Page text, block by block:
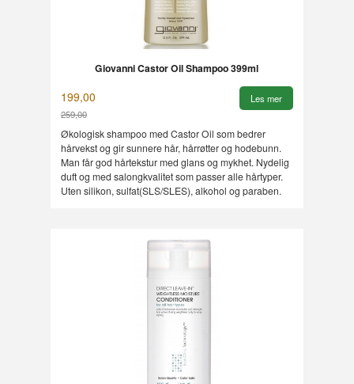
Giovanni Castor Oil Shampoo 399ml
199,00
259,00
Rabatt
Les mer
Økologisk shampoo med Castor Oil som bedrer
hårvekst og gir sunnere hår, hårrøtter og hodebunn.
Man får god hårtekstur med glans og mykhet. Nydelig
duft og med salongkvalitet som passer alle hårtyper.
Uten silikon, sulfat(SLS/SLES), alkohol og paraben.